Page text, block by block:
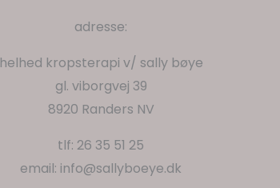
adresse:
helhed kropsterapi v/ sally bøye
gl. viborgvej 39
8920 Randers NV
tlf: 26 35 51 25
email: info@sallyboeye.dk